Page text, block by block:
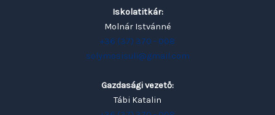
Iskolatitkár:
Molnár Istvánné
+36 (37) 370 - 008
solymosisuli@gmail.com
Gazdasági vezető:
Tábi Katalin